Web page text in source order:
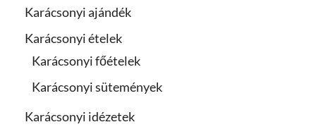
Karácsonyi ajándék
Karácsonyi ételek
Karácsonyi főételek
Karácsonyi sütemények
Karácsonyi idézetek